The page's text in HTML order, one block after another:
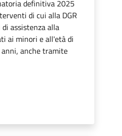
definitiva 2025
di cui alla DGR
assistenza alla
ai minori e all'età di
anche tramite